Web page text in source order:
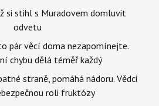
si stihl s Muradovem domluvit
odvetu
pár věcí doma nezapomínejte.
chybu dělá téměř každý
straně, pomáhá nádoru. Vědci
roli fruktózy